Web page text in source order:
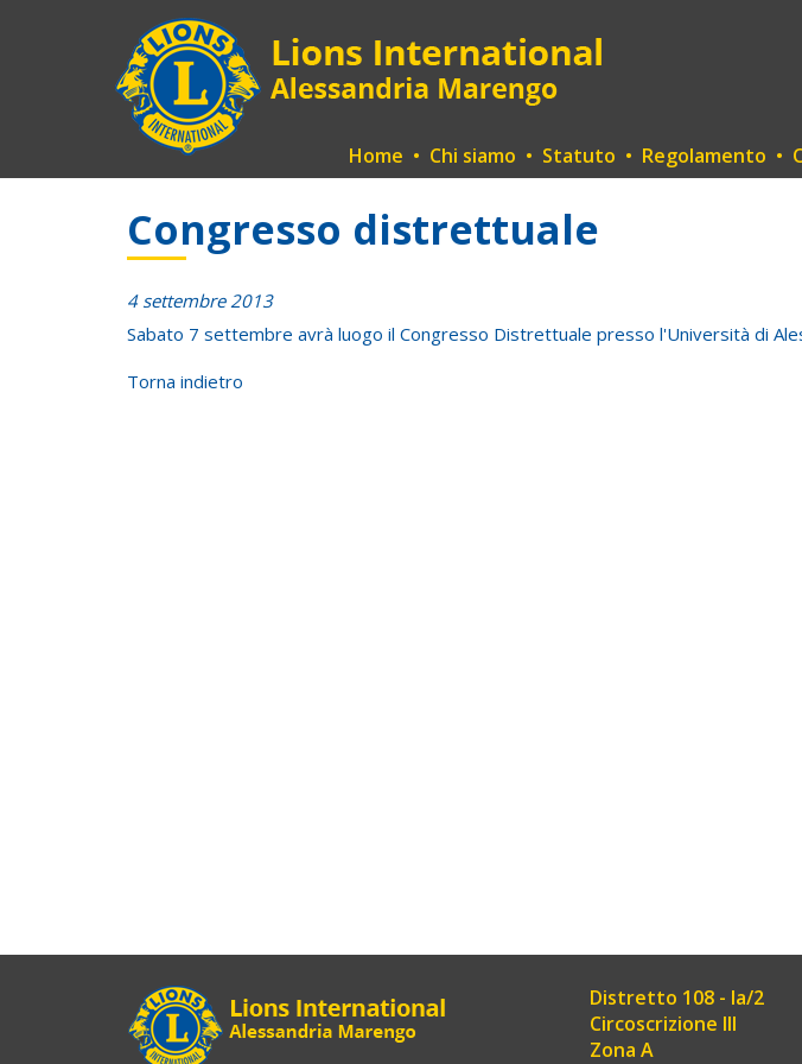
Home • Chi siamo • Statuto • Regolamento •
Congresso distrettuale
4 settembre 2013
Sabato 7 settembre avrà luogo il Congresso Distrettuale presso l'Università di
Torna indietro
Distretto 108 - Ia/2
Circoscrizione III
Zona A